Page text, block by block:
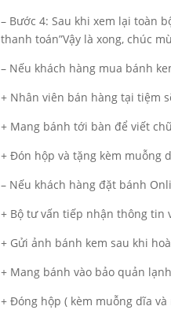
– Bước 4: Sau khi xem lại toàn
thanh toán”Vậy là xong, chúc
– Nếu khách hàng mua bánh
+ Nhân viên bán hàng tại tiệm
+ Mang bánh tới bàn để viết
+ Đón hộp và tặng kèm muỗng
– Nếu khách hàng đặt bánh
+ Bộ tư vấn tiếp nhận thông tin
+ Gửi ảnh bánh kem sau khi
+ Mang bánh vào bảo quản
+ Đóng hộp ( kèm muỗng dĩa